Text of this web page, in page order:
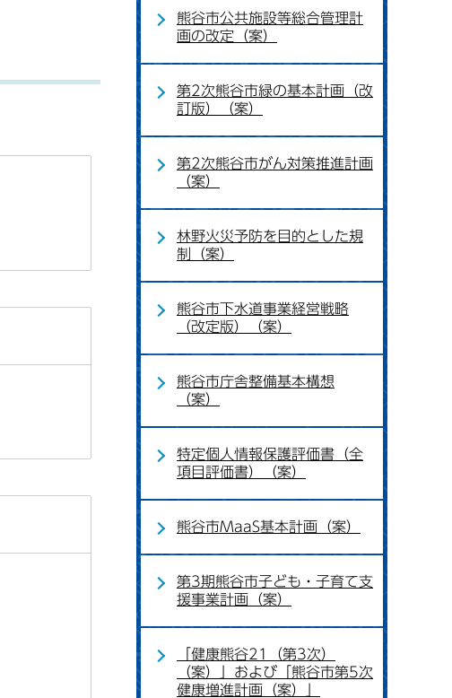
熊谷市公共施設等総合管理計
画の改定（案）
第2次熊谷市緑の基本計画（改
訂版）（案）
第2次熊谷市がん対策推進計画
（案）
林野火災予防を目的とした規
制（案）
熊谷市下水道事業経営戦略
（改定版）（案）
熊谷市庁舎整備基本構想
（案）
特定個人情報保護評価書（全
項目評価書）（案）
熊谷市MaaS基本計画（案）
第3期熊谷市子ども・子育て支
援事業計画（案）
「健康熊谷21（第3次）
（案）」および「熊谷市第5次
健康増進計画（案）」